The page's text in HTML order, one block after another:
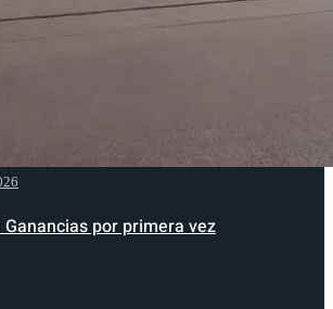
por primera vez